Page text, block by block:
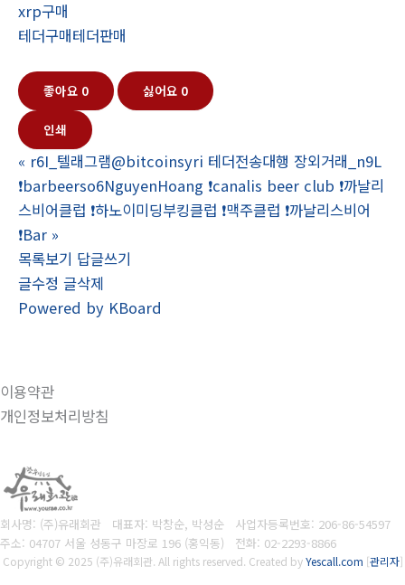
xrp구매
테더구매테더판매
좋아요 0 싫어요 0
인쇄
« r6I_텔래그램@bitcoinsyri 테더전송대행 장외거래_n9L
❗barbeerso6NguyenHoang ❗canalis beer club ❗까날리
스비어클럽 ❗하노이미딩부킹클럽 ❗맥주클럽 ❗까날리스비어
❗Bar »
목록보기 답글쓰기
글수정 글삭제
Powered by KBoard
이용약관
개인정보처리방침
회사명: (주)유래회관 대표자: 박창순, 박성순 사업자등록번호: 206-86-54597
주소: 04707 서울 성동구 마장로 196 (홍익동) 전화: 02-2293-8866
Copyright © 2025 (주)유래회관. All rights reserved. Created byYescall.com [관리자]